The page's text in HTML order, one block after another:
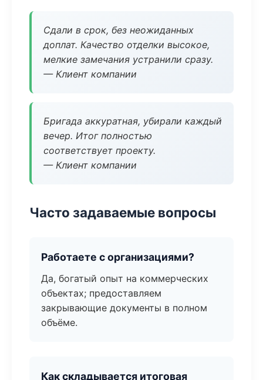
Сдали в срок, без неожиданных
доплат. Качество отделки высокое,
мелкие замечания устранили сразу.
— Клиент компании
Бригада аккуратная, убирали каждый
вечер. Итог полностью
соответствует проекту.
— Клиент компании
Часто задаваемые вопросы
Работаете с организациями?
Да, богатый опыт на коммерческих
объектах; предоставляем
закрывающие документы в полном
объёме.
Как складывается итоговая